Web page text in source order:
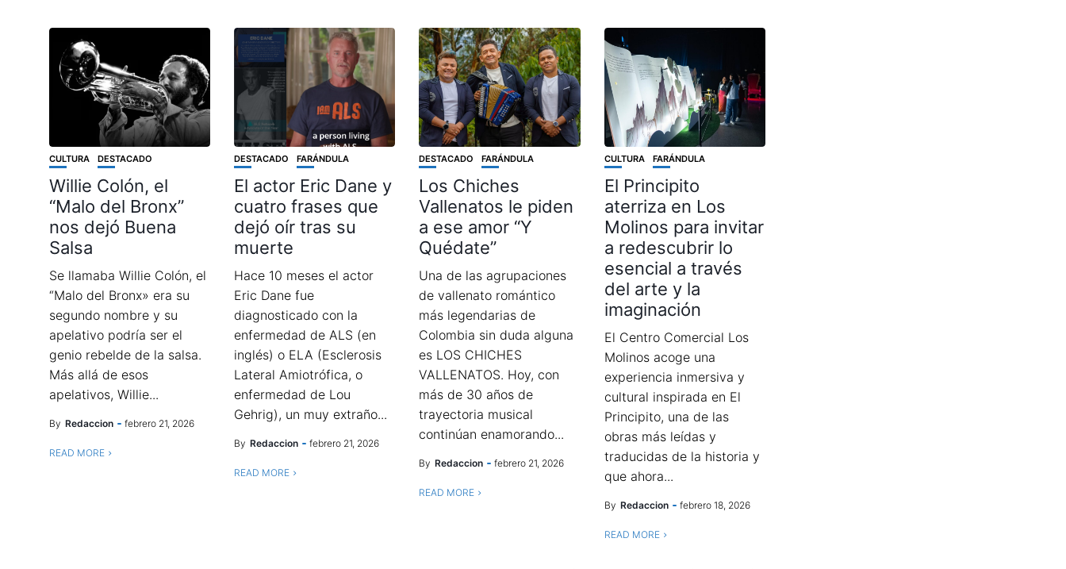
CULTURA DESTACADO
Willie Colón, el
“Malo del Bronx”
nos dejó Buena
Salsa
Se llamaba Willie Colón, el
“Malo del Bronx» era su
segundo nombre y su
apelativo podría ser el
genio rebelde de la salsa.
Más allá de esos
apelativos, Willie...
By Redaccion febrero 21, 2026
READ MORE
DESTACADO FARÁNDULA
El actor Eric Dane y
cuatro frases que
dejó oír tras su
muerte
Hace 10 meses el actor
Eric Dane fue
diagnosticado con la
enfermedad de ALS (en
inglés) o ELA (Esclerosis
Lateral Amiotrófica, o
enfermedad de Lou
Gehrig), un muy extraño...
By Redaccion febrero 21, 2026
READ MORE
DESTACADO FARÁNDULA
Los Chiches
Vallenatos le piden
a ese amor “Y
Quédate”
Una de las agrupaciones
de vallenato romántico
más legendarias de
Colombia sin duda alguna
es LOS CHICHES
VALLENATOS. Hoy, con
más de 30 años de
trayectoria musical
continúan enamorando...
By Redaccion febrero 21, 2026
READ MORE
CULTURA FARÁNDULA
El Principito
aterriza en Los
Molinos para invitar
a redescubrir lo
esencial a través
del arte y la
imaginación
El Centro Comercial Los
Molinos acoge una
experiencia inmersiva y
cultural inspirada en El
Principito, una de las
obras más leídas y
traducidas de la historia y
que ahora...
By Redaccion febrero 18, 2026
READ MORE